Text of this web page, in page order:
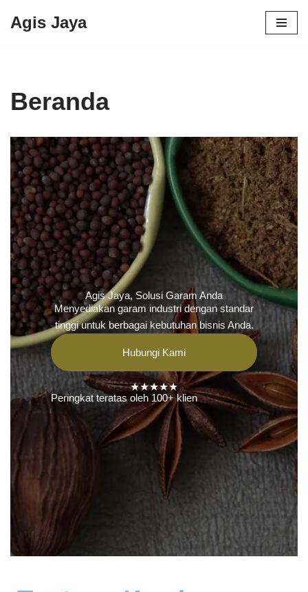
Agis Jaya
Beranda
Agis Jaya, Solusi Garam Anda
Menyediakan garam industri dengan standar
tinggi untuk berbagai kebutuhan bisnis Anda.
Hubungi Kami
★★★★★
Peringkat teratas oleh 100+ klien